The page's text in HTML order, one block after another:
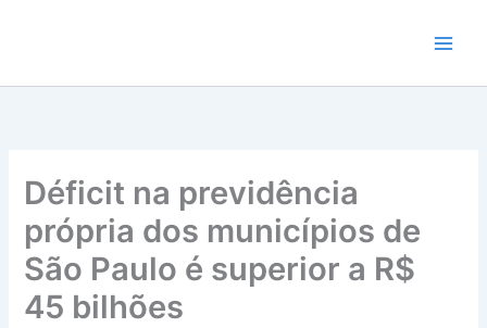
conteúdo
Déficit na previdência
própria dos municípios de
São Paulo é superior a R$
45 bilhões